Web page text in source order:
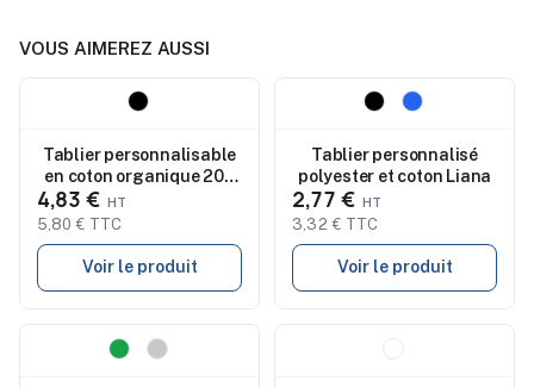
VOUS AIMEREZ AUSSI
Tablier personnalisable
en coton organique 200
g/m² Raipur Colour
4,83 €
5,80 € TTC
Voir le produit
Tablier personnalisé
polyester et coton Liana
2,77 €
3,32 € TTC
Voir le produit